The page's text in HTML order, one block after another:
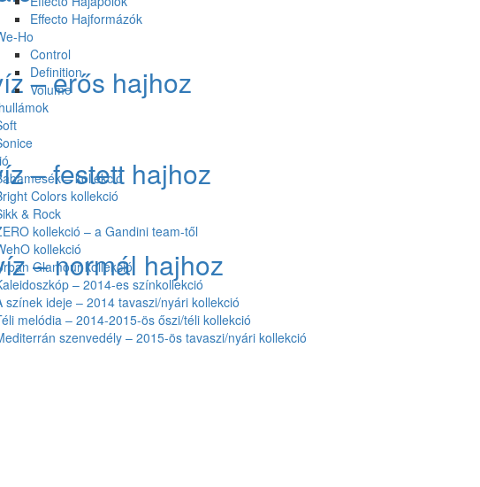
Effecto Hajformázók
Ho
Control
Definition
Volume
– kollekció
Colors kollekció
& Rock
kollekció – a Gandini team-től
kollekció
Glamour kollekció
– 2014-es színkollekció
színek ideje – 2014 tavaszi/nyári kollekció
melódia – 2014-2015-ös őszi/téli kollekció
szenvedély – 2015-ös tavaszi/nyári kollekció
– erős hajhoz
– festett hajhoz
– normál hajhoz